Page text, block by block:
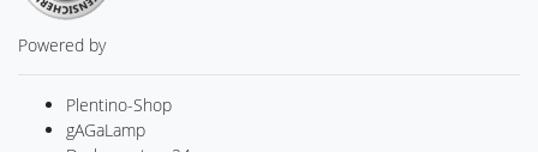
Powered by
Plentino-Shop
gAGaLamp